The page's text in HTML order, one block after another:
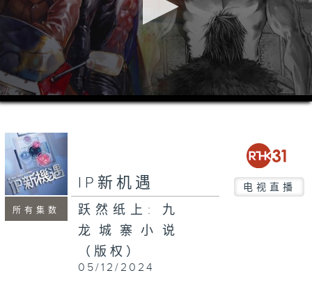
0
seconds
seconds
所有集数
IP新机遇 电视直播
跃然纸上: 九
龙城寨小说
（版权）
05/12/2024